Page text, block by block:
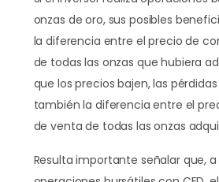
onzas de oro, sus posibles
la diferencia entre el precio de
de todas las onzas que hubiera
que los precios bajen, las
también la diferencia entre el
de venta de todas las onzas
Resulta importante señalar que,